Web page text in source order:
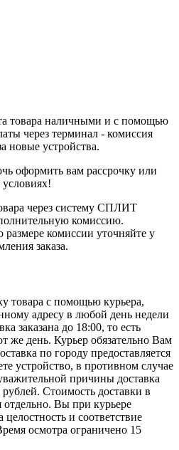
товара наличными и с помощью
через терминал - комиссия
новые устройства.
оформить вам рассрочку или
через систему СПЛИТ
комиссию.
комиссии уточняйте у
заказа.
товара с помощью курьера,
адресу в любой день недели
заказана до 18:00, то есть
же день. Курьер обязательно Вам
по городу предоставляется
устройство, в противном случае
причины доставка
рублей. Стоимость доставки в
Вы при курьере
целостность и соответствие
осмотра ограничено 15